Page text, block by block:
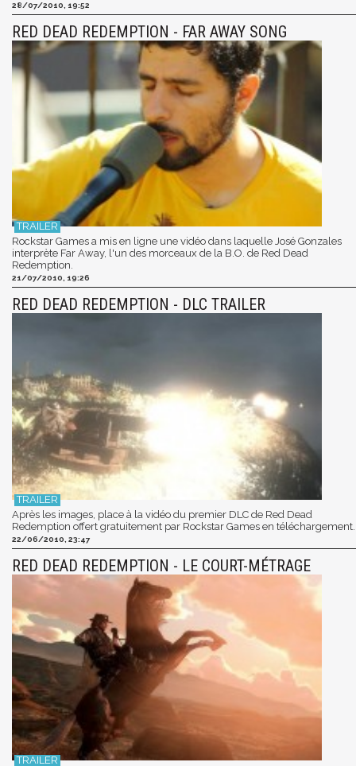
28/07/2010, 19:52
RED DEAD REDEMPTION - FAR AWAY SONG
Rockstar Games a mis en ligne une vidéo dans laquelle José Gonzales
interprète Far Away, l'un des morceaux de la B.O. de Red Dead
Redemption.
21/07/2010, 19:26
RED DEAD REDEMPTION - DLC TRAILER
Après les images, place à la vidéo du premier DLC de Red Dead
Redemption offert gratuitement par Rockstar Games en téléchargement.
22/06/2010, 23:47
RED DEAD REDEMPTION - LE COURT-MÉTRAGE